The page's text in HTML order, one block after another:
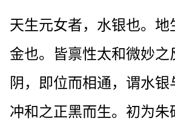
天生元女者，水银也。地
金也。皆禀性太和微妙之
阴，即位而相通，谓水银
冲和之正黑而生。初为朱